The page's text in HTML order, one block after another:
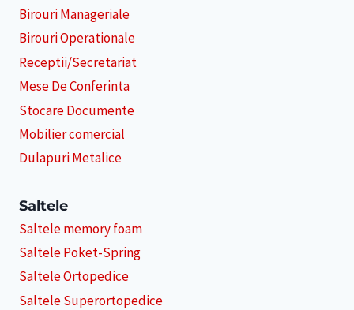
Birouri Manageriale
Birouri Operationale
Receptii/Secretariat
Mese De Conferinta
Stocare Documente
Mobilier comercial
Dulapuri Metalice
Saltele
Saltele memory foam
Saltele Poket-Spring
Saltele Ortopedice
Saltele Superortopedice